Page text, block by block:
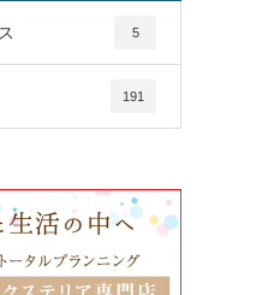
5
191